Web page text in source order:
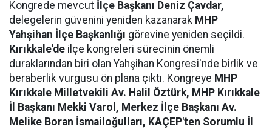
Kongrede mevcut İlçe Başkanı Deniz Çavdar,
delegelerin güvenini yeniden kazanarak MHP
Yahşihan İlçe Başkanlığı görevine yeniden seçildi.
Kırıkkale'de ilçe kongreleri sürecinin önemli
duraklarından biri olan Yahşihan Kongresi'nde birlik ve
beraberlik vurgusu ön plana çıktı. Kongreye MHP
Kırıkkale Milletvekili Av. Halil Öztürk, MHP Kırıkkale
İl Başkanı Mekki Varol, Merkez İlçe Başkanı Av.
Melike Boran İsmailoğulları, KAÇEP'ten Sorumlu İl